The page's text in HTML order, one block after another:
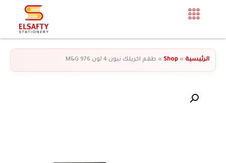
الرئيسية »
Shop
» طقم اكريلك نيون 4 لون 976 M&G